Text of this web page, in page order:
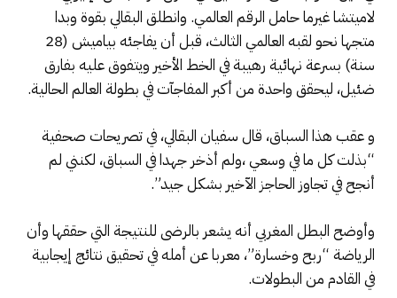
لاميتشا غيرما حامل الرقم العالمي. وانطلق البقالي بقوة وبدا
متجها نحو لقبه العالمي الثالث، قبل أن يفاجئه بياميش (28
سنة) بسرعة نهائية رهيبة في الخط الأخير ويتفوق عليه بفارق
ضئيل، ليحقق واحدة من أكبر المفاجآت في بطولة العالم الحالية.
و عقب هذا السباق، قال سفيان البقالي، في تصريحات صحفية
“بذلت كل ما في وسعي ،ولم أذخر جهدا في السباق، لكنني لم
أنجح في تجاوز الحاجز الآخير بشكل جيد”.
وأوضح البطل المغربي أنه يشعر بالرضى للنتيجة التي حققها وأن
الرياضة “ربح وخسارة”، معربا عن أمله في تحقيق نتائج إيجابية
في القادم من البطولات.